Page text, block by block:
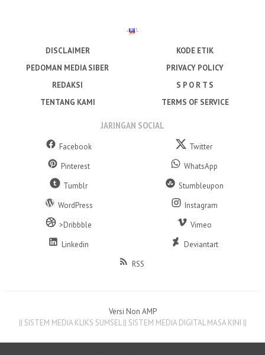
DISCLAIMER
KODE ETIK
PEDOMAN MEDIA SIBER
PRIVACY POLICY
REDAKSI
S P O R T S
TENTANG KAMI
TERMS OF SERVICE
JARINGAN SOCIAL
Facebook
Twitter
Pinterest
WhatsApp
Tumblr
Stumbleupon
WordPress
Instagram
>Dribbble
Vimeo
Linkedin
Deviantart
RSS
Versi Non AMP
|| SISTEM MEDIA KLIKS SUMSEL || SISTEM MEDIA DIGITAL MASA KINI ||